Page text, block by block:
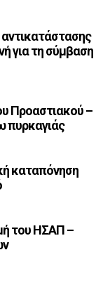
αντικατάστασης
για τη σύμβαση
Προαστιακού –
πυρκαγιάς
καταπόνηση
του ΗΣΑΠ –